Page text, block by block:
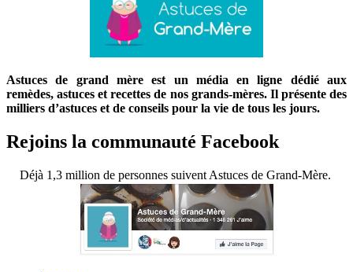
Astuces de grand mère est un média en ligne dédié aux
remèdes, astuces et recettes de nos grands-mères. Il présente des
milliers d’astuces et de conseils pour la vie de tous les jours.
Rejoins la communauté Facebook
Déjà 1,3 million de personnes suivent Astuces de Grand-Mère.